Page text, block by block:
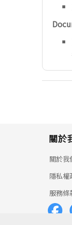
關於
關於我
隱私權
服務條